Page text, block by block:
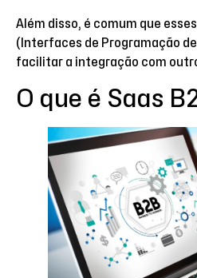
Além disso, é comum que
(Interfaces de Programação
facilitar a integração com
O que é Saas